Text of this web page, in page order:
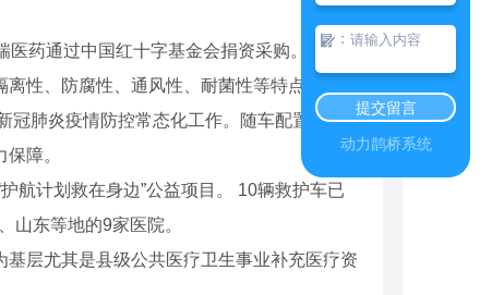
药通过中国红十字基金会捐资采购。
、防腐性、通风性、耐菌性等特点，能在
冠肺炎疫情防控常态化工作。随车配置的专
障。
计划救在身边”公益项目。 10辆救护车已
山东等地的9家医院。
层尤其是县级公共医疗卫生事业补充医疗资
：
提交留言
动力鹊桥系统